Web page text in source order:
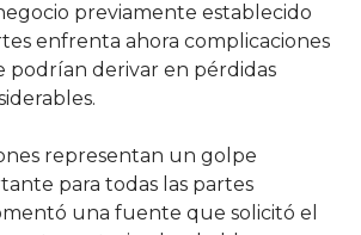
previamente establecido
enfrenta ahora complicaciones
podrían derivar en pérdidas
representan un golpe
para todas las partes
una fuente que solicitó el